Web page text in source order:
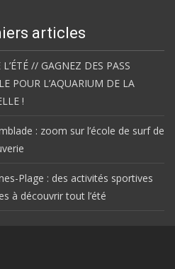
articles
L’ÉTÉ // GAGNEZ DES PASS
POUR L’AQUARIUM DE LA
!
: zoom sur l’école de surf de
Plage : des activités sportives
à découvrir tout l’été